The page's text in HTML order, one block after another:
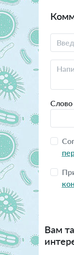
Слово
Вам